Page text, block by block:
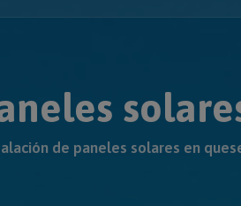
de paneles solares en